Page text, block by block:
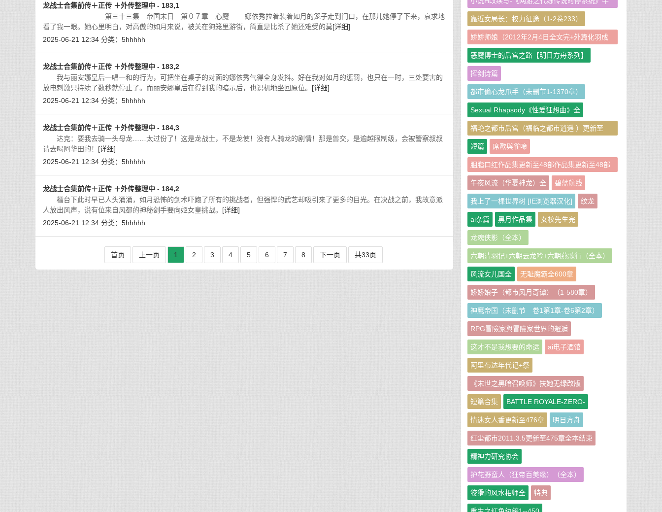
龙战士合集前传＋正传 ＋外传整理中 - 183,1
第三十三集 帝国末日 第０７章 心魔 娜依秀拉着装着如月的笼子走到门口，在那儿她停了下来，哀求地
看了我一眼。她心里明白，对高傲的如月来说，被关在狗笼里游街，简直是比杀了她还难受的莫[详细]
2025-06-21 12:34 分类： 5hhhhh
龙战士合集前传＋正传 ＋外传整理中 - 183,2
我与丽安娜皇后一唱一和的行为，可把坐在桌子的对面的娜依秀气得全身发抖。好在我对如月的惩罚，也只在一时，三处要害的
放电刺激只持续了数秒就停止了。而丽安娜皇后在得到我的暗示后，也识机地坐回原位。 [详细]
2025-06-21 12:34 分类： 5hhhhh
龙战士合集前传＋正传 ＋外传整理中 - 184,3
达克：要我去骑一头母龙……太过份了！这是龙战士，不是龙使！没有人骑龙的剧情！那是兽交，是逾越限制级，会被警察叔叔
请去喝阿华田的！ [详细]
2025-06-21 12:34 分类： 5hhhhh
龙战士合集前传＋正传 ＋外传整理中 - 184,2
檑台下此时早已人头涌涌，如月恐怖的剑术吓跑了所有的挑战者，但强悍的武艺却吸引来了更多的目光。在决战之前，我故意派
人放出风声，说有位来自风都的神秘剑手要向姬女皇挑战。 [详细]
2025-06-21 12:34 分类： 5hhhhh
首页 上一页 1 2 3 4 5 6 7 8 下一页 共33页
牛娘二改GHS版
靠近女局长：权力征途（1-2卷233）
娇娇师娘（2012年2月4日全文完+外篇化羽成
仙篇240章）
恶魔博士的后宫之路【明日方舟系列】
挥剑诗篇
都市偷心龙爪手（未删节1-1370章）
Sexual Rhapsody《性爱狂想曲》全
福艳之都市后宫（福临之都市逍遥 ）更新至
951章
短篇 席歐與雀啼
胭脂口红作品集更新至48部作品集更新至48部
作者：胭脂口红
午夜风流（华夏神龙）全 碧蓝航线
我上了一棵世界树 [IE浏览器汉化] 纹龙
ai杂篇 黑月作品集 女校先生完
龙魂侠影（全本）
六朝清羽记+六朝云龙吟+六朝燕歌行（全本）
风流女儿国全 无耻魔霸全600章
娇娇娘子（都市风月奇谭）（1-580章）
神鹰帝国（未删节 卷1第1章-卷6第2章）
RPG冒險家與冒險家世界的邂逅
这才不是我想要的命运 ai电子酒馆
阿里布达年代记+祭
《末世之黑暗召唤师》扶她无绿改版
短篇合集 BATTLE ROYALE-ZERO-
情迷女人香更新至476章 明日方舟
红尘都市2011.3.5更新至475章全本结束
精神力研究协会
护花野蛮人（狂帝百美缘）（全本）
狡猾的风水相师全 特典